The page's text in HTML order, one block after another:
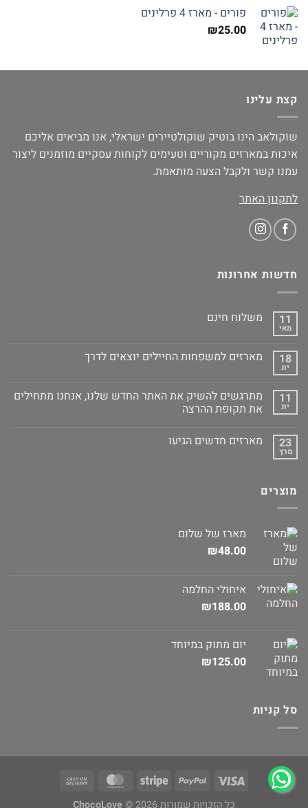
פורים - מארז 4 פרלינים
₪25.00
קצת עלינו
שוקולאב הינו בוטיק שוקולטיירים ישראלי, אנו מביאים אליכם
איכות במארזים מקוריים וטעימים לקוחות עסקיים מוזמנים ליצור
עמנו קשר ולקבל הצעה מותאמת.
לתקנון האתר
חדשות אחרונות
11
מאי
משלוח חינם
18
יונ
מארזים למשפחות החיילים יוצאים לדרך
11
יונ
מתרגשים להשיק את האתר החדש שלנו, אנחנו מתחילים
את תקופת ההרצה
23
מרץ
מארזים חדשים הגיעו
מוצרים
מארז של שלום
₪48.00
איחולי החלמה
₪188.00
יום מתוק במיוחד
₪125.00
סל קניות
כל הזכויות שמורות 2026 © ChocoLove